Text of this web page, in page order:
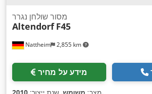
Nattheim 2,855 km
מסור שולחן נגרר
Altendorf F45
מידע על מחיר